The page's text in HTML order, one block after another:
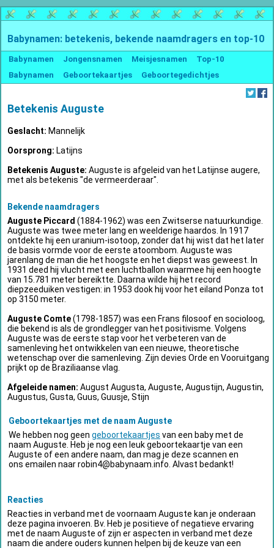
Babynamen: betekenis, bekende naamdragers en top-10
Babynamen Jongensnamen Meisjesnamen
Top-10
Babynamen
Geboortekaartjes Geboortegedichtjes
Betekenis Auguste
Geslacht: Mannelijk
Oorsprong: Latijns
Betekenis Auguste: Auguste is afgeleid van het Latijnse augere,
met als betekenis "de vermeerderaar".
Bekende naamdragers
Auguste Piccard (1884-1962) was een Zwitserse natuurkundige.
Auguste was twee meter lang en weelderige haardos. In 1917
ontdekte hij een uranium-isotoop, zonder dat hij wist dat het later
de basis vormde voor de eerste atoombom. Auguste was
jarenlang de man die het hoogste en het diepst was geweest. In
1931 deed hij vlucht met een luchtballon waarmee hij een hoogte
van 15.781 meter bereiktte. Daarna wilde hij het record
diepzeeduiken vestigen: in 1953 dook hij voor het eiland Ponza tot
op 3150 meter.
Auguste Comte(1798-1857) was een Frans filosoof en socioloog,
die bekend is als de grondlegger van het positivisme. Volgens
Auguste was de eerste stap voor het verbeteren van de
samenleving het ontwikkelen van een nieuwe, theoretische
wetenschap over die samenleving. Zijn devies Orde en Vooruitgang
prijkt op de Braziliaanse vlag.
Afgeleide namen: August Augusta, Auguste, Augustijn, Augustin,
Augustus, Gusta, Guus, Guusje, Stijn
Geboortekaartjes met de naam Auguste
We hebben nog geen geboortekaartjes van een baby met de
naam Auguste. Heb je nog een leuk geboortekaartje van een
Auguste of een andere naam, dan mag je deze scannen en
ons emailen naarrobin4@babynaam.info . Alvast bedankt!
Reacties
Reacties in verband met de voornaam Auguste kan je onderaan
deze pagina invoeren. Bv. Heb je positieve of negatieve ervaring
met de naam Auguste of zijn er aspecten in verband met deze
naam die andere ouders kunnen helpen bij de keuze van een